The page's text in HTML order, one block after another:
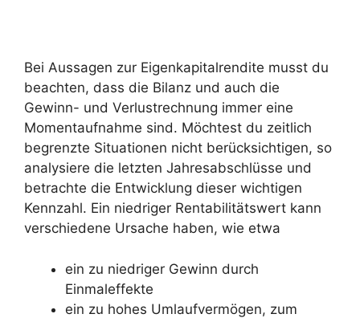
Bei Aussagen zur Eigenkapitalrendite musst du
beachten, dass die Bilanz und auch die
Gewinn- und Verlustrechnung immer eine
Momentaufnahme sind. Möchtest du zeitlich
begrenzte Situationen nicht berücksichtigen, so
analysiere die letzten Jahresabschlüsse und
betrachte die Entwicklung dieser wichtigen
Kennzahl. Ein niedriger Rentabilitätswert kann
verschiedene Ursache haben, wie etwa
ein zu niedriger Gewinn durch
Einmaleffekte
ein zu hohes Umlaufvermögen, zum